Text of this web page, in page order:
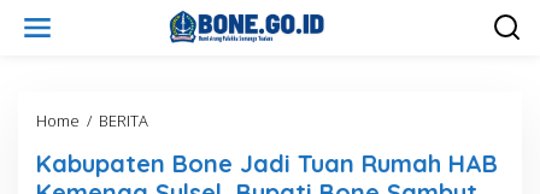
Home / BERITA
b
u
Kabupaten Bone Jadi Tuan Rumah HAB